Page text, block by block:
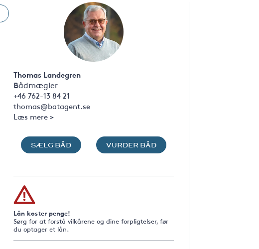
Thomas Landegren
Bådmægler
+46 762-13 84 21
thomas@batagent.se
Læs mere >
SÆLG BÅD VURDER BÅD
Lån koster penge!
Sørg for at forstå vilkårene og dine forpligtelser, før
du optager et lån.